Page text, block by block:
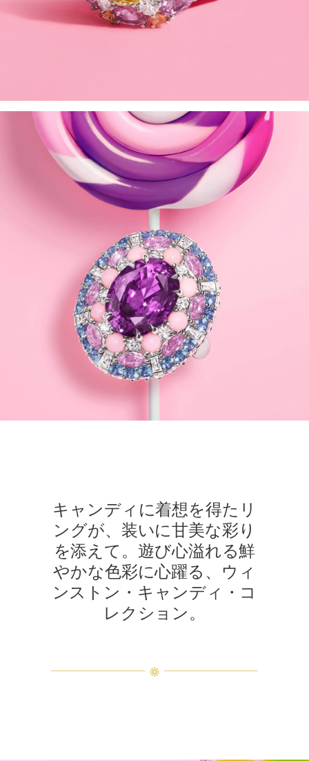
キャンディに着想を得たリ
ングが、装いに甘美な彩り
を添えて。遊び心溢れる鮮
やかな色彩に心躍る、ウィ
ンストン・キャンディ・コ
レクション。